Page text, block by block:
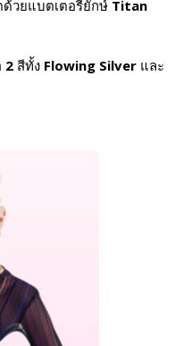
วยแบตเตอรียักษ์ Titan
2 สีทั้ง Flowing Silver และ